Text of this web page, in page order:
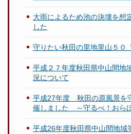
大雨によるため池の決壊を想
した
守りたい秋田の里地里山５０
平成２７年度秋田県中山間地
況について
平成27年度 秋田の原風景を
催しました ～守るべ！おら
平成26年度秋田県中山間地域